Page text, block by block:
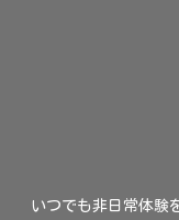
いつでも非日常体験